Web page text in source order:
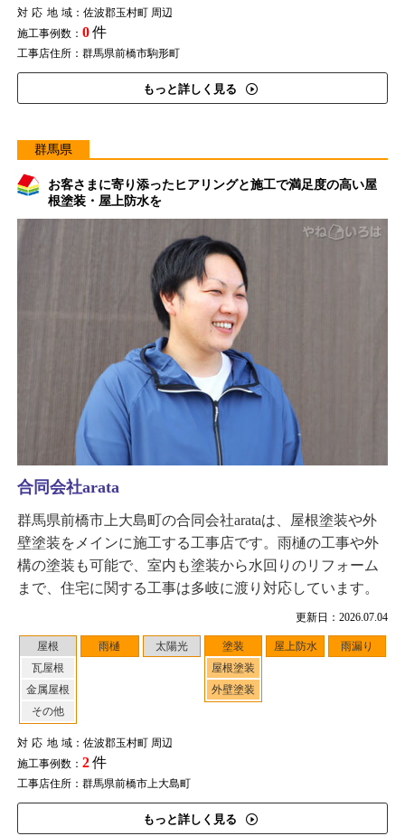
対応地域：佐波郡玉村町 周辺
施工事例数： 0件
工事店住所：群馬県前橋市駒形町
もっと詳しく見る
群馬県
お客さまに寄り添ったヒアリングと施工で満足度の高い屋
根塗装・屋上防水を
更新日：2026.07.04
屋根
瓦屋根
金属屋根
その他
雨樋 太陽光
塗装
屋根塗装
外壁塗装
屋上防水 雨漏り
対応地域：佐波郡玉村町 周辺
施工事例数： 2件
工事店住所：群馬県前橋市上大島町
もっと詳しく見る
合同会社arata
群馬県前橋市上大島町の合同会社arataは、屋根塗装や外
壁塗装をメインに施工する工事店です。雨樋の工事や外
構の塗装も可能で、室内も塗装から水回りのリフォーム
まで、住宅に関する工事は多岐に渡り対応しています。